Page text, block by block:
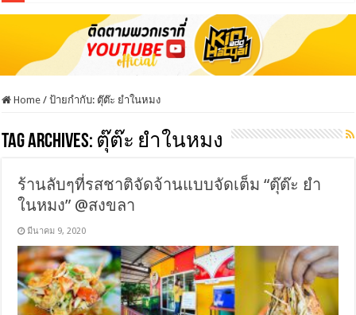
Home / ป้ายกำกับ: ตุ๊ต๊ะ ยำในหมง
Tag Archives: ตุ๊ต๊ะ ยำในหมง
ร้านลับๆที่รสชาติจัดจ้านแบบจัดเต็ม “ตุ๊ต๊ะ ยำ
ในหมง” @สงขลา
มีนาคม 9, 2020